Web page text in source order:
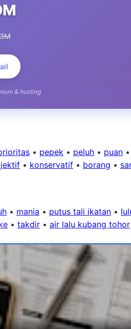
& hosting
• pepek • peluh • puan •
• konservatif • borang •
• mania • putus tali ikatan •
• takdir • air lalu kubang tohor